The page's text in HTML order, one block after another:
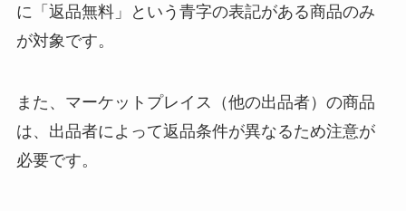
に「返品無料」という青字の表記がある商品のみ
が対象です。
また、マーケットプレイス（他の出品者）の商品
は、出品者によって返品条件が異なるため注意が
必要です。